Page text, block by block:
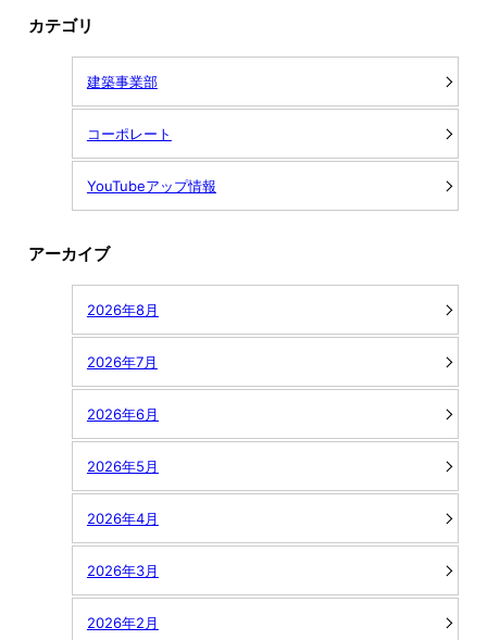
カテゴリ
建築事業部
コーポレート
YouTubeアップ情報
アーカイブ
2026年8月
2026年7月
2026年6月
2026年5月
2026年4月
2026年3月
2026年2月